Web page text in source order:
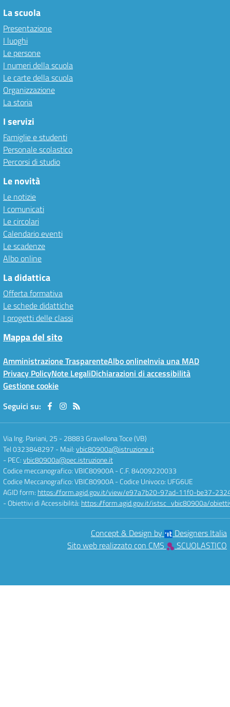
La scuola
Presentazione
I luoghi
Le persone
I numeri della scuola
Le carte della scuola
Organizzazione
La storia
I servizi
Famiglie e studenti
Personale scolastico
Percorsi di studio
Le novità
Le notizie
I comunicati
Le circolari
Calendario eventi
Le scadenze
Albo online
La didattica
Offerta formativa
Le schede didattiche
I progetti delle classi
Mappa del sito
Amministrazione TrasparenteAlbo onlineInvia una MAD
Privacy PolicyNote LegaliDichiarazioni di accessibilità
Gestione cookie
Seguici su:
Via Ing. Pariani, 25 -28883 Gravellona Toce (VB)
Tel 0323848297 - Mail:vbic80900a@istruzione.it
- PEC:vbic80900a@pec.istruzione.it
Codice meccanografico: VBIC80900A- C.F. 84009220033
Codice Meccanografico: VBIC80900A- Codice Univoco: UFG6UE
AGID form: https://form.agid.gov.it/view/e97a7b20-97ad-11f0-be37-
- Obiettivi di Accessibilità: https://form.agid.gov.it/istsc_vbic80900a/
Concept & Design by
Designers Italia
Sito web realizzato con CMS
SCUOLASTICO